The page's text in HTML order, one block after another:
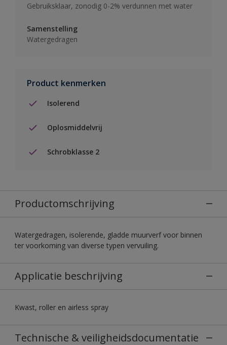
Gebruiksklaar, zonodig 0-2% verdunnen met water
Samenstelling
Watergedragen
Product kenmerken
Isolerend
Oplosmiddelvrij
Schrobklasse 2
Productomschrijving
Watergedragen, isolerende, gladde muurverf voor binnen
ter voorkoming van diverse typen vervuiling.
Applicatie beschrijving
Kwast, roller en airless spray
Technische & veiligheidsdocumentatie